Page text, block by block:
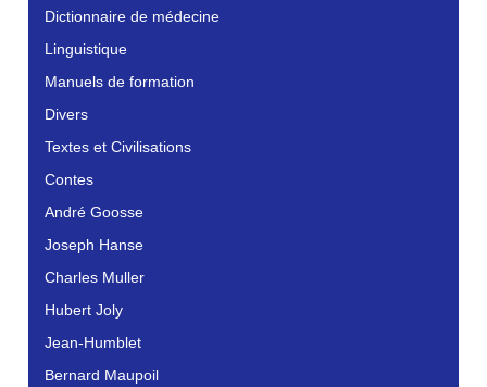
Dictionnaire de médecine
Linguistique
Manuels de formation
Divers
Textes et Civilisations
Contes
André Goosse
Joseph Hanse
Charles Muller
Hubert Joly
Jean-Humblet
Bernard Maupoil